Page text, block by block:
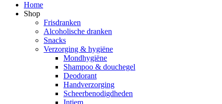
Home
Shop
Frisdranken
Alcoholische dranken
Snacks
Verzorging & hygiëne
Mondhygiëne
Shampoo & douchegel
Deodorant
Handverzorging
Scheerbenodigdheden
Intiem